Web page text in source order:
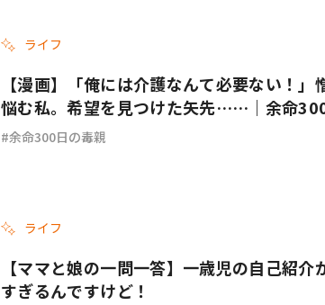
ライフ
【漫画】「俺には介護なんて必要ない！
悩む私。希望を見つけた矢先……｜余命
余命300日の毒親
ライフ
【ママと娘の一問一答】一歳児の自己紹
すぎるんですけど！